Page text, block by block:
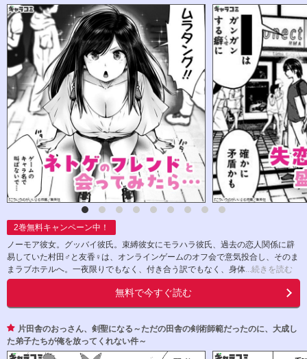
2巻無料キャンペーン中！
ノーモア彼女。グッバイ彼氏。束縛彼女にモラハラ彼氏、過去の恋人関係に辟
易していた村田♂と友香♀は、オンラインゲームのオフ会で意気投合し、そのま
まラブホテルへ。一夜限りでもなく、付き合う訳でもなく、身体 ...続きを読む
無料で今すぐ読む
片田舎のおっさん、剣聖になる～ただの田舎の剣術師範だったのに、大成し
た弟子たちが俺を放ってくれない件～